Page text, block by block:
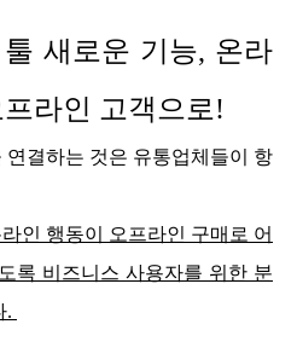
새로운 기능, 온라
라인 고객으로!
결하는 것은 유통업체들이 항
인 행동이 오프라인 구매로 어
록 비즈니스 사용자를 위한 분
.